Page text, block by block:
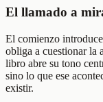
El llamado a
El comienzo
obliga a cuestionar la
libro abre su tono
sino lo que ese
existir.